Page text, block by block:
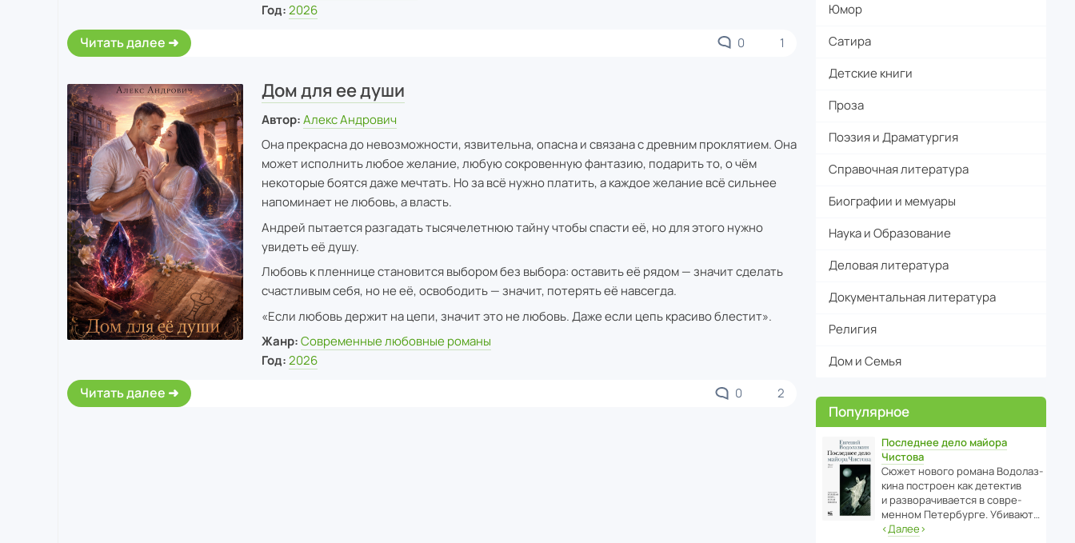
Год: 2026
Читать далее 0 1
Дом для ее души
Автор: Алекс Андрович
Она прекрасна до невозможности, язвительна, опасна и связана с древним проклятием. Она
может исполнить любое желание, любую сокровенную фантазию, подарить то, о чём
некоторые боятся даже мечтать. Но за всё нужно платить, а каждое желание всё сильнее
напоминает не любовь, а власть.
Андрей пытается разгадать тысячелетнюю тайну чтобы спасти её, но для этого нужно
увидеть её душу.
Любовь к пленнице становится выбором без выбора: оставить её рядом — значит сделать
счастливым себя, но не её, освободить — значит, потерять её навсегда.
«Если любовь держит на цепи, значит это не любовь. Даже если цепь красиво блестит».
Жанр: Современные любовные романы
Год: 2026
Читать далее 0 2
Юмор
Сатира
Детские книги
Проза
Поэзия и Драматургия
Справочная литература
Биографии и мемуары
Наука и Образование
Деловая литература
Документальная литература
Религия
Дом и Семья
Популярное
Последнее дело майора
Чистова
Сюжет нового романа Водо­ла­з­
кина пост­роен как дете­ктив
и разво­ра­чи­ва­ется в совре­
менном Пете­р­бурге. Убивают…
‹Далее›